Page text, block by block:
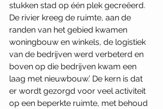
stukken stad op één plek gecreëerd.
De rivier kreeg de ruimte, aan de
randen van het gebied kwamen
woningbouw en winkels, de logistiek
van de bedrijven werd verbeterd en
boven op die bedrijven kwam een
laag met nieuwbouw.’ De kern is dat
er wordt gezorgd voor veel activiteit
op een beperkte ruimte, met behoud